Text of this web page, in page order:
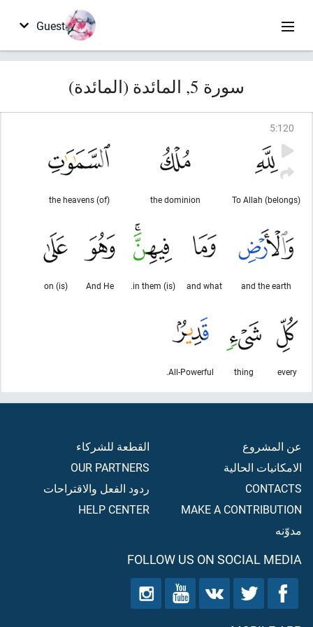
Guest
سورة 5, المائدة (المائدة)
5:120
To Allah (belongs)
the dominion
(of) the heavens
and the earth
and what
(is) in them.
And He
(is) on
every
thing
All-Powerful.
عن المشروع
الامكانيات الحالية
CONTACTS
MAKE A CONTRIBUTION
مدوّنه
القطعة للشركاء
OUR PARTNERS
ردود الفعل والاقتراحات
HELP CENTER
FOLLOW US ON SOCIAL MEDIA